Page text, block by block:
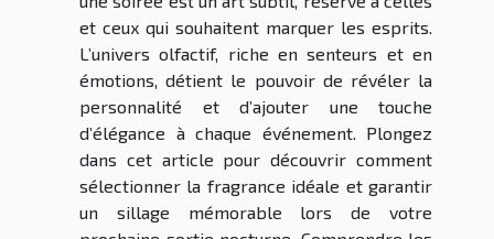
et ceux qui souhaitent marquer les esprits.
L’univers olfactif, riche en senteurs et en
émotions, détient le pouvoir de révéler la
personnalité et d’ajouter une touche
d’élégance à chaque événement. Plongez
dans cet article pour découvrir comment
sélectionner la fragrance idéale et garantir
un sillage mémorable lors de votre